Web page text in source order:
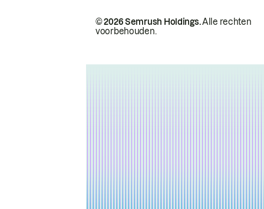
© 2026 Semrush Holdings.Alle rechten
voorbehouden.